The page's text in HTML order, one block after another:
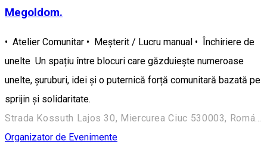
Megoldom.
• Atelier Comunitar • Meșterit / Lucru manual • Închiriere de
unelte Un spațiu între blocuri care găzduiește numeroase
unelte, șuruburi, idei și o puternică forță comunitară bazată pe
sprijin și solidaritate.
Strada Kossuth Lajos 30, Miercurea Ciuc 530003, Románia
Organizator de Evenimente